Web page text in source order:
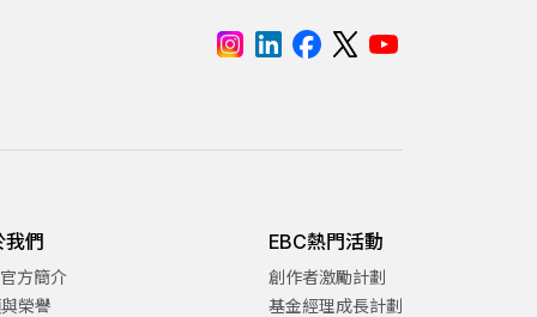
我們
方簡介
榮譽
EBC熱門活動
創作者激勵計劃
基金經理成長計劃